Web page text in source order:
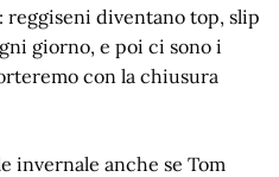
reggiseni diventano top, slip
giorno, e poi ci sono i
con la chiusura
invernale anche se Tom